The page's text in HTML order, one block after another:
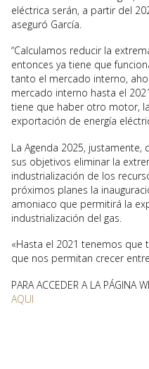
eléctrica serán, a partir del
aseguró García.
“Calculamos reducir la
entonces ya tiene que
tanto el mercado interno,
mercado interno hasta el
tiene que haber otro motor,
exportación de energía
La Agenda 2025,
sus objetivos eliminar la
industrialización de los
próximos planes la
amoniaco que permitirá la
industrialización del gas.
«Hasta el 2021 tenemos que
que nos permitan crecer
PARA ACCEDER A LA PÁGINA
AQUI